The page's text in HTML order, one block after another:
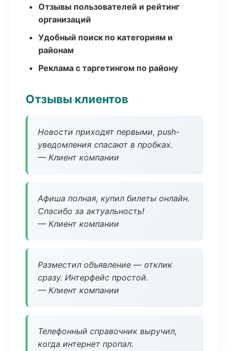
Отзывы пользователей и рейтинг
организаций
Удобный поиск по категориям и
районам
Реклама с таргетингом по району
Отзывы клиентов
Новости приходят первыми, push-
уведомления спасают в пробках.
— Клиент компании
Афиша полная, купил билеты онлайн.
Спасибо за актуальность!
— Клиент компании
Разместил объявление — отклик
сразу. Интерфейс простой.
— Клиент компании
Телефонный справочник выручил,
когда интернет пропал.